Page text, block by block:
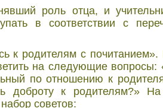
роль отца, и
в соответствии с
к родителям с почитанием».
на следующие вопросы:
по отношению к
доброту к родителям?»
советов: